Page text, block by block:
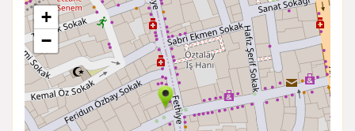
+
−